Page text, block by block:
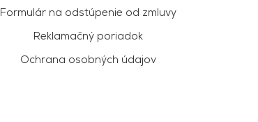
Formulár na odstúpenie od zmluvy
Reklamačný poriadok
Ochrana osobných údajov